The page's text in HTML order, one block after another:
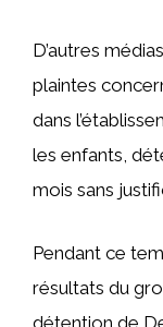
D’autres
plaintes
dans
les enfants,
mois sans
Pendant ce
résultats du
détention de